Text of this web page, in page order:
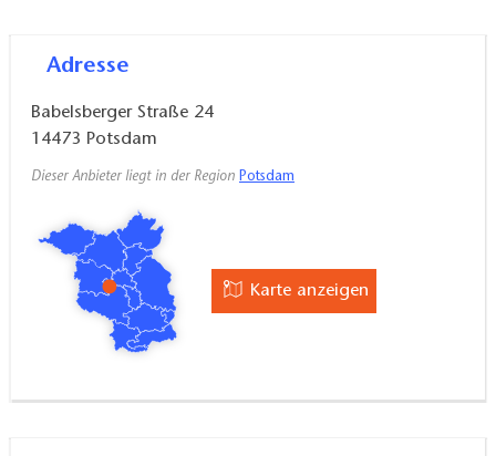
Adresse
Babelsberger Straße 24
14473 Potsdam
Dieser Anbieter liegt in der Region Potsdam
Karte anzeigen